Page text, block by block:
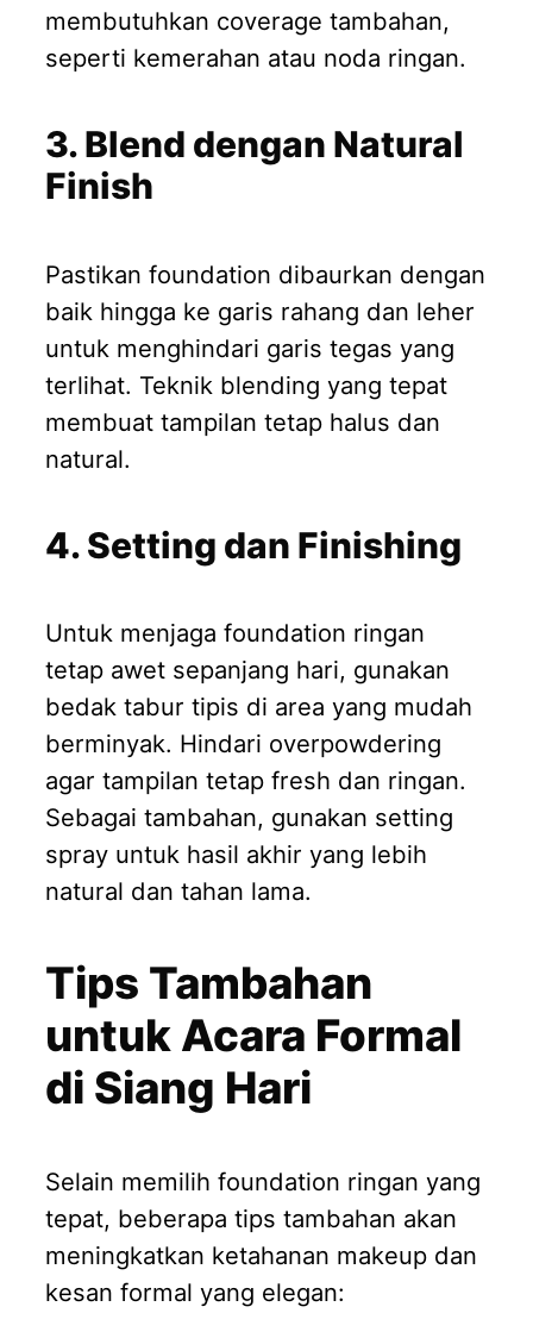
membutuhkan coverage tambahan,
seperti kemerahan atau noda ringan.
3. Blend dengan Natural
Finish
Pastikan foundation dibaurkan dengan
baik hingga ke garis rahang dan leher
untuk menghindari garis tegas yang
terlihat. Teknik blending yang tepat
membuat tampilan tetap halus dan
natural.
4. Setting dan Finishing
Untuk menjaga foundation ringan
tetap awet sepanjang hari, gunakan
bedak tabur tipis di area yang mudah
berminyak. Hindari overpowdering
agar tampilan tetap fresh dan ringan.
Sebagai tambahan, gunakan setting
spray untuk hasil akhir yang lebih
natural dan tahan lama.
Tips Tambahan
untuk Acara Formal
di Siang Hari
Selain memilih foundation ringan yang
tepat, beberapa tips tambahan akan
meningkatkan ketahanan makeup dan
kesan formal yang elegan: